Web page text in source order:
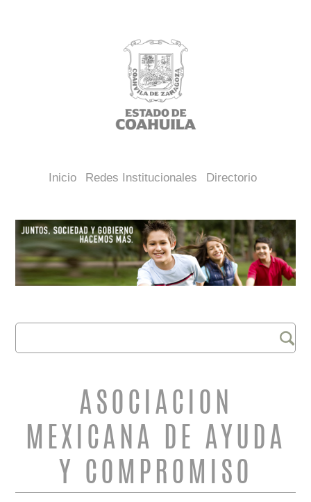
Inicio Redes Institucionales Directorio
FORMULARIO DE
BÚSQUEDA
Buscar
ASOCIACION
MEXICANA DE AYUDA
Y COMPROMISO